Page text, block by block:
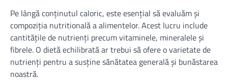
Pe lângă conținutul caloric, este esențial să evaluăm și
compoziția nutritională a alimentelor. Acest lucru include
cantitățile de nutrienți precum vitaminele, mineralele și
fibrele. O dietă echilibrată ar trebui să ofere o varietate de
nutrienți pentru a susține sănătatea generală și bunăstarea
noastră.